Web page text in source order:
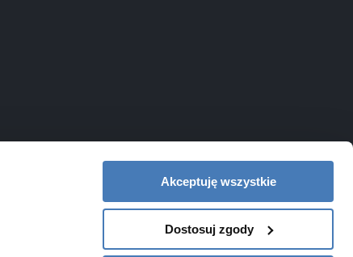
Akceptuję wszystkie
Dostosuj zgody